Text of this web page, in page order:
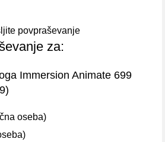
povpraševanje
za:
Immersion Animate 699
)
oseba)